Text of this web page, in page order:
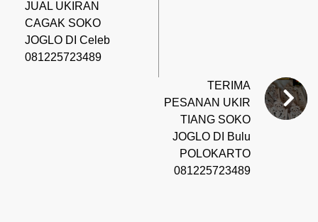
JUAL UKIRAN
CAGAK SOKO
JOGLO DI Celeb
081225723489
TERIMA
PESANAN UKIR
TIANG SOKO
JOGLO DI Bulu
POLOKARTO
081225723489